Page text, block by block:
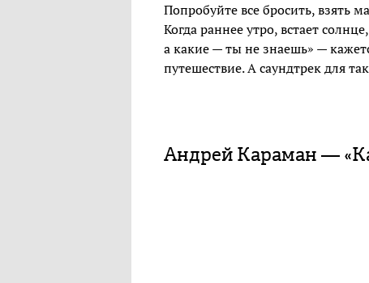
Попробуйте все бросить, взять
Когда раннее утро, встает
а какие — ты не знаешь» —
путешествие. А саундтрек для
Андрей Караман —